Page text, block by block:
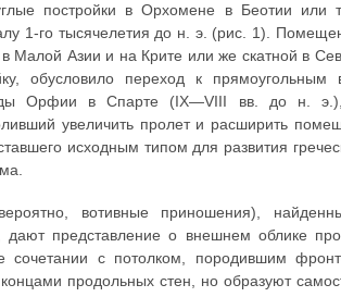
постройки в Орхомене в Беотии
1-го тысячелетия до н. э. (рис. 1).
в Малой Азии и на Крите или же скатной в
обусловило переход к
Орфии в Спарте (IX—VIII вв. до н.
увеличить пролет и расширить
исходным типом для развития
вотивные приношения),
представление о внешнем облике
сочетании с потолком, породившим
продольных стен, но образуют